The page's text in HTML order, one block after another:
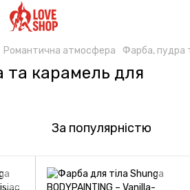
Романтична атмосфера Фарба, пудра
та карамель для
За популярністю